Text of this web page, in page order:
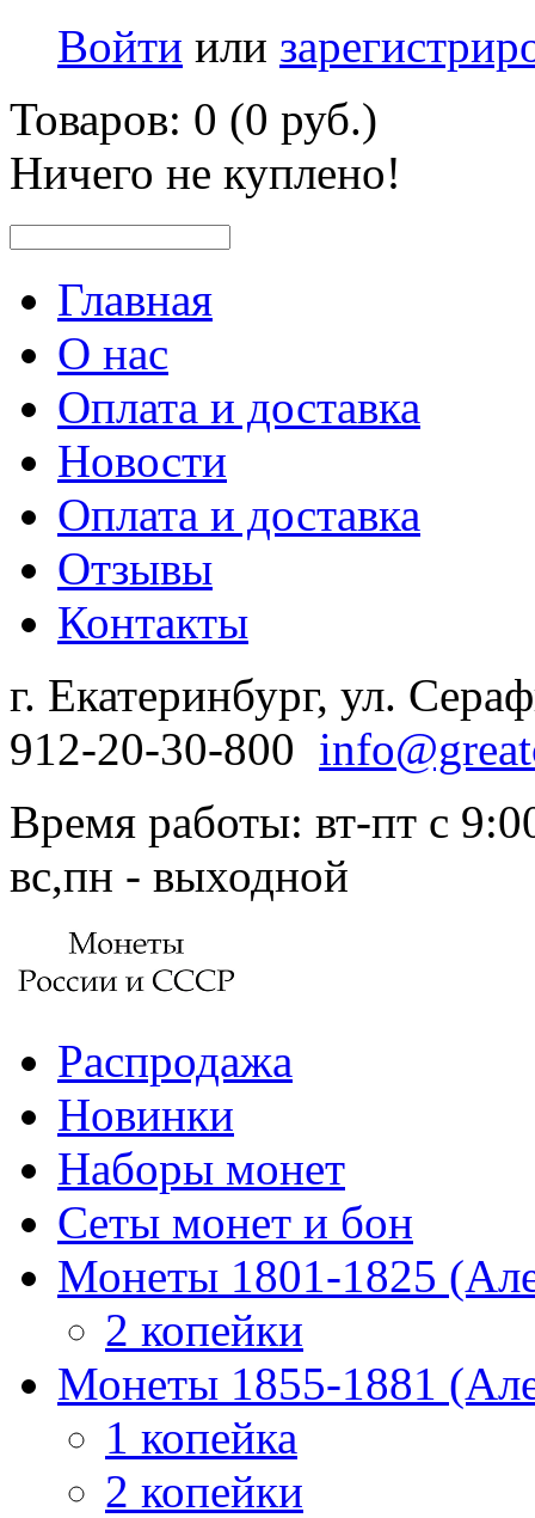
Войти или
Товаров: 0 (0 руб.)
Ничего не куплено!
Главная
О нас
Оплата и доставка
Новости
Оплата и доставка
Отзывы
Контакты
г. Екатеринбург, ул.
912-20-30-800
Время работы: вт-пт с
вс,пн - выходной
Распродажа
Новинки
Наборы монет
Сеты монет и бон
Монеты 1801-1825
2 копейки
Монеты 1855-1881
1 копейка
2 копейки